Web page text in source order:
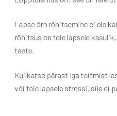
Lapse õrn röhitsemine ei ole
röhitsus on teie lapsele
teete.
Kui katse pärast iga toitmist
või teie lapsele stressi, siis ei